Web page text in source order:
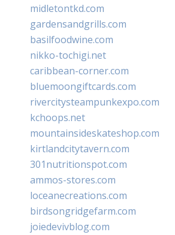
midletontkd.com
gardensandgrills.com
basilfoodwine.com
nikko-tochigi.net
caribbean-corner.com
bluemoongiftcards.com
rivercitysteampunkexpo.com
kchoops.net
mountainsideskateshop.com
kirtlandcitytavern.com
301nutritionspot.com
ammos-stores.com
loceanecreations.com
birdsongridgefarm.com
joiedevivblog.com